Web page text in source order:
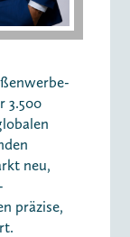
3.500
neu,
präzise,